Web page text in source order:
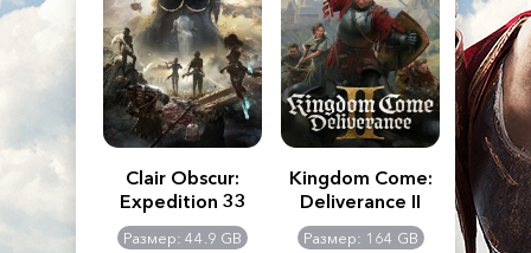
Creed
Clair Obscur:
Expedition 33
Размер: 44.9 GB
Kingdom Come:
Deliverance II
Размер: 164 GB
The